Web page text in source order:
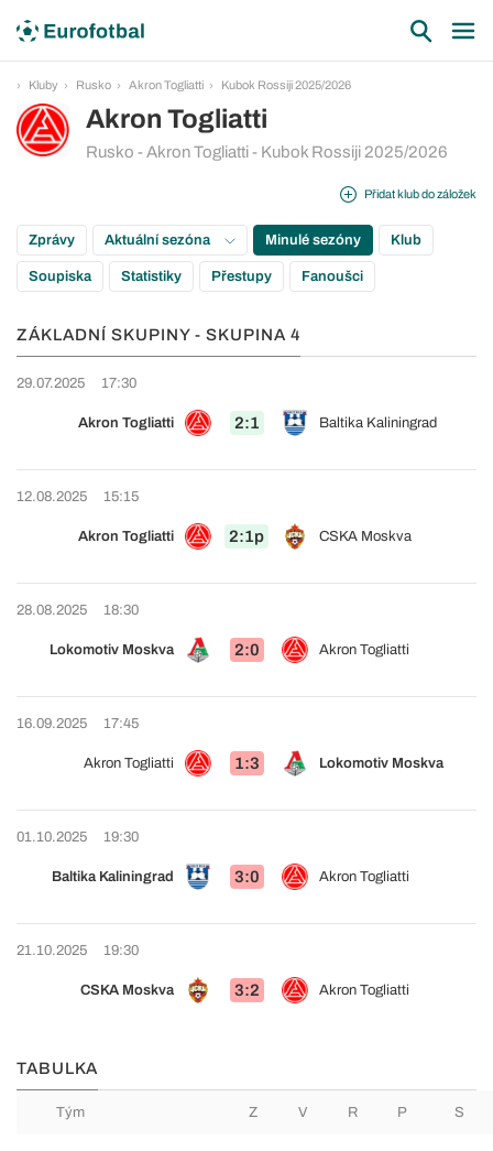
Kluby Rusko Akron Togliatti Kubok Rossiji 2025/2026
Akron Togliatti
Rusko - Akron Togliatti - Kubok Rossiji 2025/2026
Přidat klub do záložek
Zprávy Aktuální sezóna Minulé sezóny Klub
Soupiska Statistiky Přestupy Fanoušci
ZÁKLADNÍ SKUPINY - SKUPINA 4
29.07.2025 17:30
Akron Togliatti 2:1 Baltika Kaliningrad
12.08.2025 15:15
Akron Togliatti 2:1p CSKA Moskva
28.08.2025 18:30
Lokomotiv Moskva 2:0 Akron Togliatti
16.09.2025 17:45
Akron Togliatti 1:3 Lokomotiv Moskva
01.10.2025 19:30
Baltika Kaliningrad 3:0 Akron Togliatti
21.10.2025 19:30
CSKA Moskva 3:2 Akron Togliatti
TABULKA
Tým Z V R P S